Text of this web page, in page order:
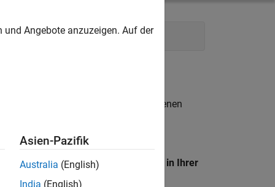
. Wenn Sie noch immer keine offenen
unseres
Standort, um alle Stellenangebote in Ihrer
Angebote anzuzeigen. Auf der
Asien-Pazifik
Australia (English)
India (English)